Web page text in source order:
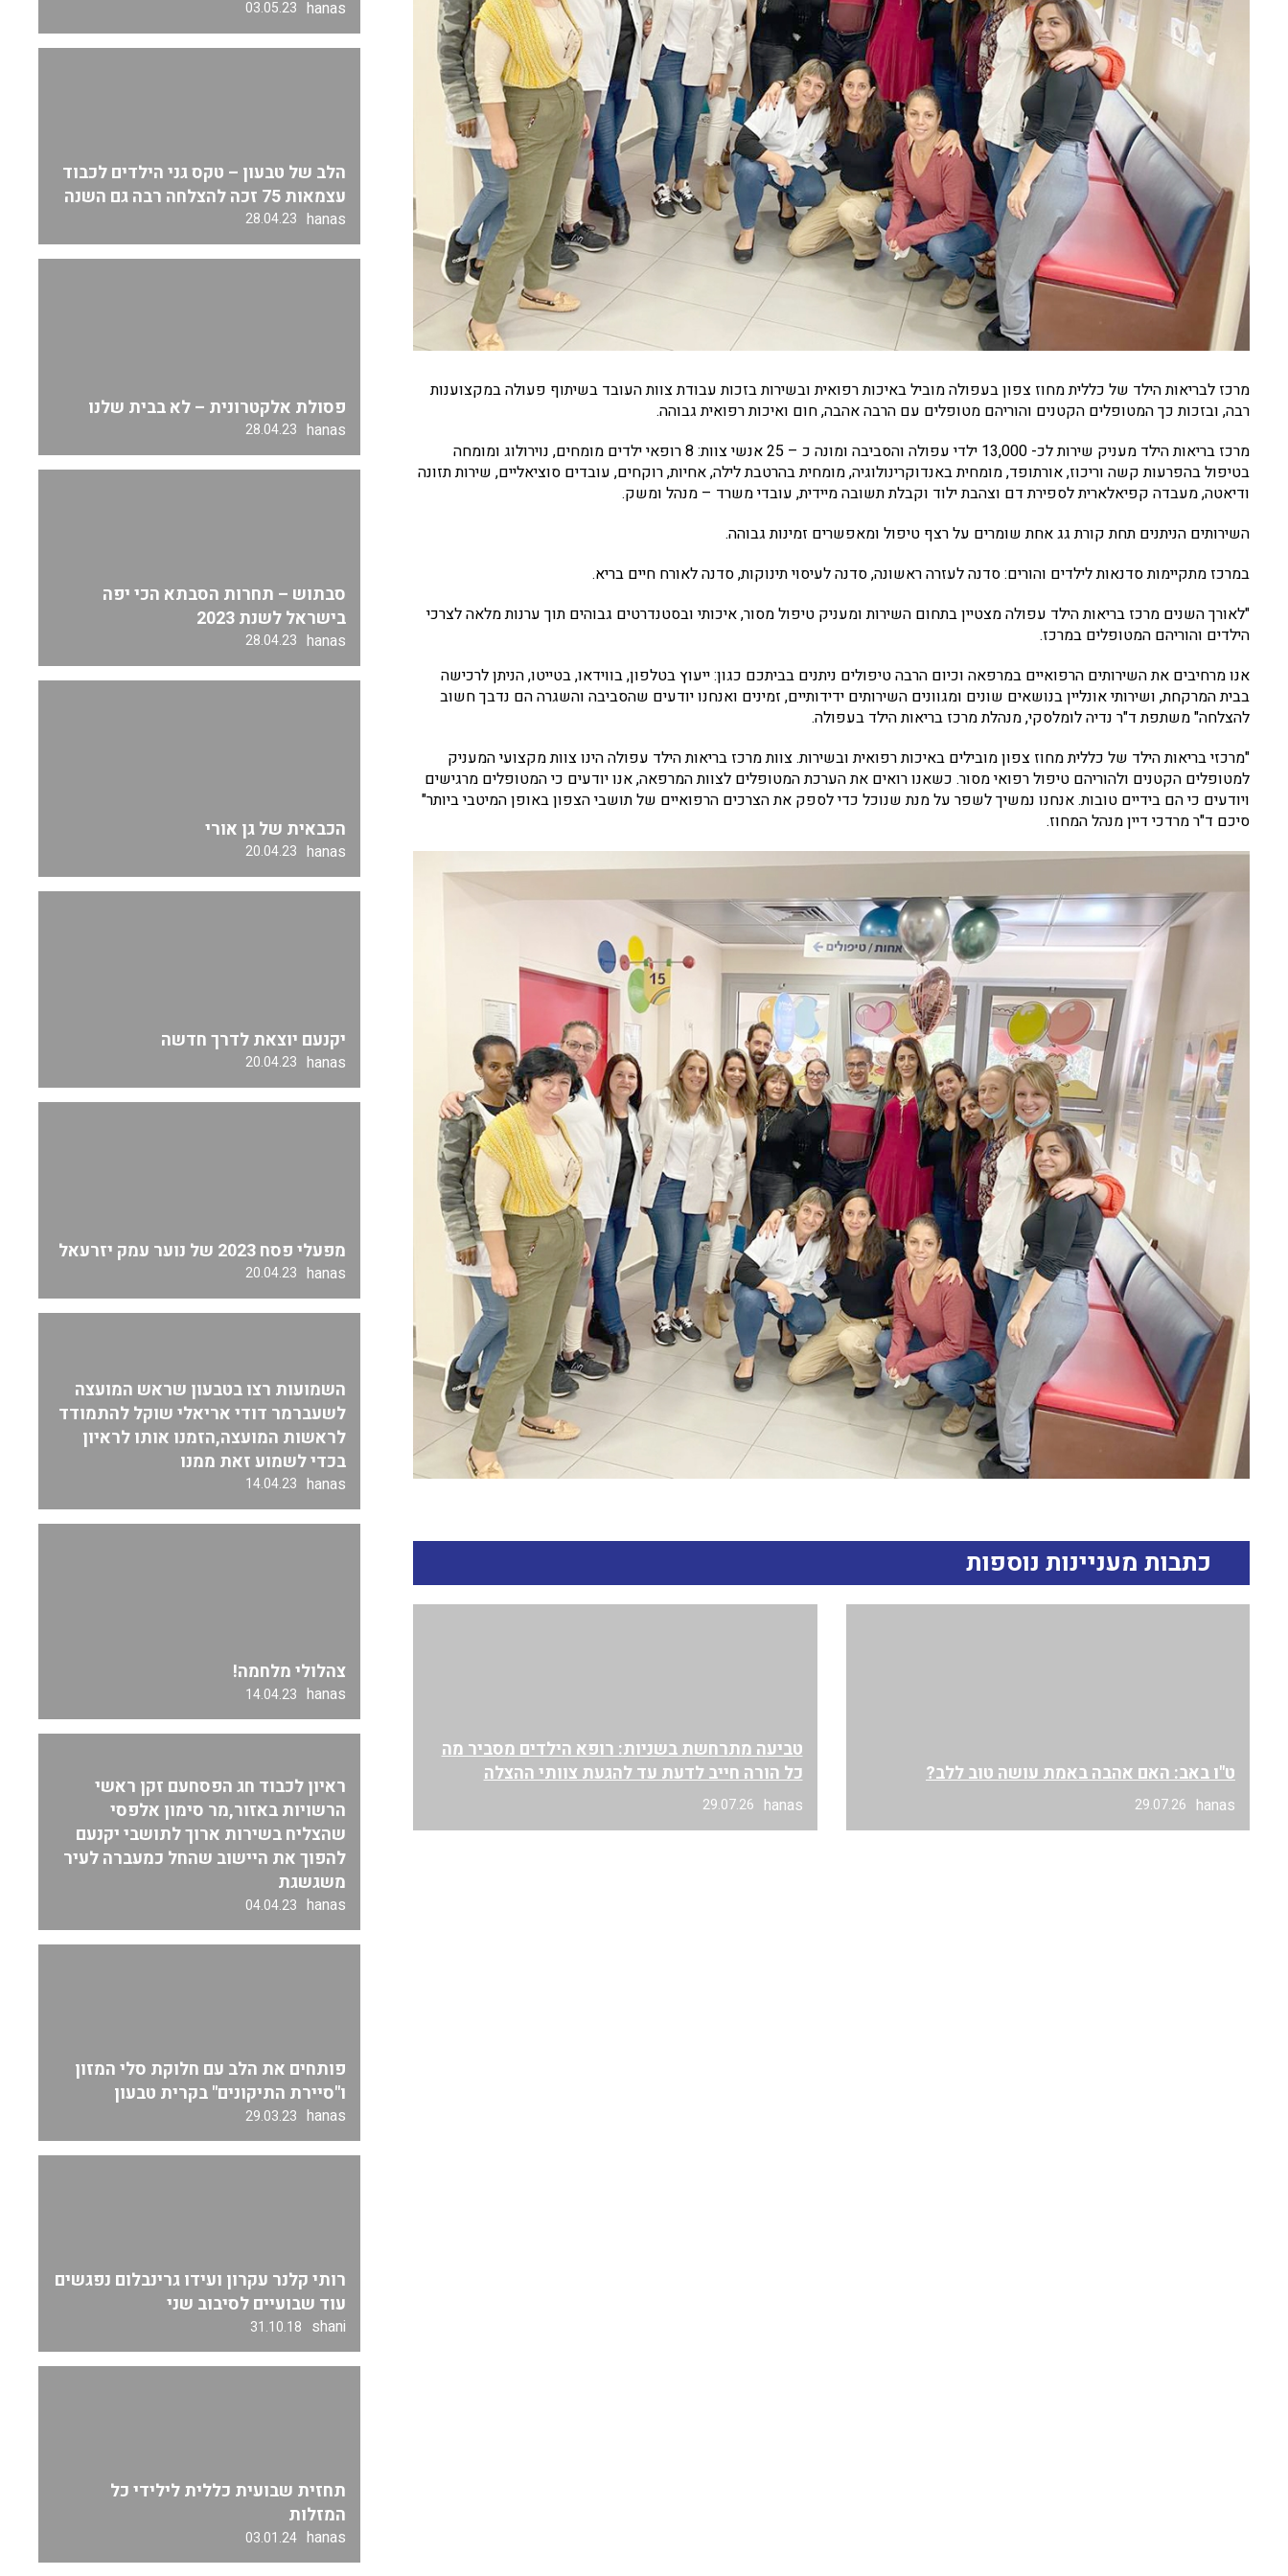
מרכז לבריאות הילד של כללית מחוז צפון בעפולה מוביל באיכות רפואית ובשירות בזכות עבודת צוות העובד בשיתוף פעולה במקצוענות
רבה, ובזכות כך המטופלים הקטנים והוריהם מטופלים עם הרבה אהבה, חום ואיכות רפואית גבוהה.
מרכז בריאות הילד מעניק שירות לכ- 13,000 ילדי עפולה והסביבה ומונה כ – 25 אנשי צוות: 8 רופאי ילדים מומחים, נוירולוג ומומחה
בטיפול בהפרעות קשה וריכוז, אורתופד, מומחית באנדוקרינולוגיה, מומחית בהרטבת לילה, אחיות, רוקחים, עובדים סוציאליים, שירות תזונה
ודיאטה, מעבדה קפיאלארית לספירת דם וצהבת ילוד וקבלת תשובה מיידית, עובדי משרד – מנהל ומשק.
השירותים הניתנים תחת קורת גג אחת שומרים על רצף טיפול ומאפשרים זמינות גבוהה.
במרכז מתקיימות סדנאות לילדים והורים: סדנה לעזרה ראשונה, סדנה לעיסוי תינוקות, סדנה לאורח חיים בריא.
"לאורך השנים מרכז בריאות הילד עפולה מצטיין בתחום השירות ומעניק טיפול מסור, איכותי ובסטנדרטים גבוהים תוך ערנות מלאה לצרכי
הילדים והוריהם המטופלים במרכז.
אנו מרחיבים את השירותים הרפואיים במרפאה וכיום הרבה טיפולים ניתנים בביתכם כגון: ייעוץ בטלפון, בווידאו, בטייטו, הניתן לרכישה
בבית המרקחת, ושירותי אונליין בנושאים שונים ומגוונים השירותים ידידותיים, זמינים ואנחנו יודעים שהסביבה והשגרה הם נדבך חשוב
להצלחה" משתפת ד"ר נדיה לומלסקי, מנהלת מרכז בריאות הילד בעפולה.
"מרכזי בריאות הילד של כללית מחוז צפון מובילים באיכות רפואית ובשירות. צוות מרכז בריאות הילד עפולה הינו צוות מקצועי המעניק
למטופלים הקטנים ולהוריהם טיפול רפואי מסור. כשאנו רואים את הערכת המטופלים לצוות המרפאה, אנו יודעים כי המטופלים מרגישים
ויודעים כי הם בידיים טובות. אנחנו נמשיך לשפר על מנת שנוכל כדי לספק את הצרכים הרפואיים של תושבי הצפון באופן המיטבי ביותר"
סיכם ד"ר מרדכי דיין מנהל המחוז.
כתבות מעניינות נוספות
ט"ו באב: האם אהבה באמת עושה טוב ללב?
hanas
29.07.26
טביעה מתרחשת בשניות: רופא הילדים מסביר מה
כל הורה חייב לדעת עד להגעת צוותי ההצלה
hanas
29.07.26
hanas
03.05.23
הלב של טבעון – טקס גני הילדים לכבוד
עצמאות 75 זכה להצלחה רבה גם השנה
hanas
28.04.23
פסולת אלקטרונית – לא בבית שלנו
hanas
28.04.23
סבתוש – תחרות הסבתא הכי יפה
בישראל לשנת 2023
hanas
28.04.23
הכבאית של גן אורי
hanas
20.04.23
יקנעם יוצאת לדרך חדשה
hanas
20.04.23
מפעלי פסח 2023 של נוער עמק יזרעאל
hanas
20.04.23
השמועות רצו בטבעון שראש המועצה
לשעברמר דודי אריאלי שוקל להתמודד
לראשות המועצה,הזמנו אותו לראיון
בכדי לשמוע זאת ממנו
hanas
14.04.23
צהלולי מלחמה!
hanas
14.04.23
ראיון לכבוד חג הפסחעם זקן ראשי
הרשויות באזור,מר סימון אלפסי
שהצליח בשירות ארוך לתושבי יקנעם
להפוך את היישוב שהחל כמעברה לעיר
משגשגת
hanas
04.04.23
פותחים את הלב עם חלוקת סלי המזון
ו"סיירת התיקונים" בקרית טבעון
hanas
29.03.23
רותי קלנר עקרון ועידו גרינבלום נפגשים
עוד שבועיים לסיבוב שני
shani
31.10.18
תחזית שבועית כללית לילידי כל
המזלות
hanas
03.01.24